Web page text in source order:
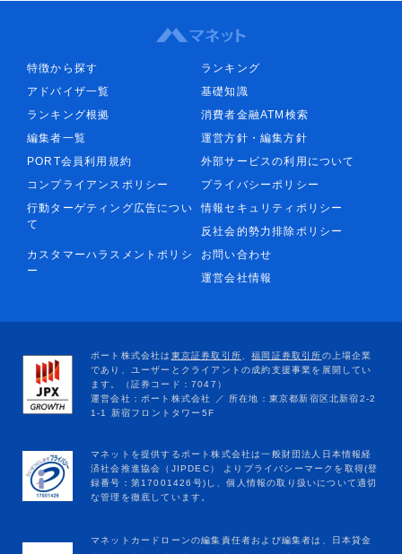
特徴から探す
ランキング
アドバイザ一覧
基礎知識
ランキング根拠
消費者金融ATM検索
編集者一覧
運営方針・編集方針
PORT会員利用規約
外部サービスの利用について
コンプライアンスポリシー
プライバシーポリシー
行動ターゲティング広告につい
て
情報セキュリティポリシー
反社会的勢力排除ポリシー
カスタマーハラスメントポリシ
ー
お問い合わせ
運営会社情報
マネットカードローンの編集責任者および編集者は、日本貸金